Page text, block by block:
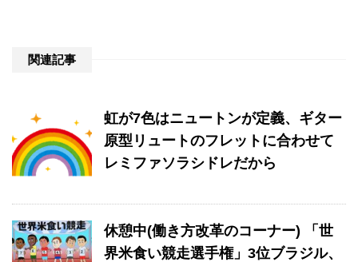
関連記事
虹が7色はニュートンが定義、ギター
原型リュートのフレットに合わせて
レミファソラシドレだから
休憩中(働き方改革のコーナー) 「世
界米食い競走選手権」3位ブラジル、